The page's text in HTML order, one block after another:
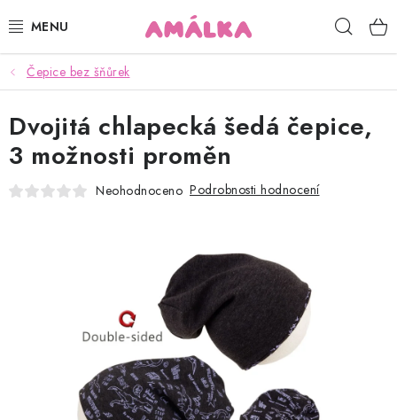
na
KOJENECKÉ, DĚTSKÉ OBLEČENÍ
ČEPICE, RUKAVICE, NÁKRČNÍKY
OSUŠKY, BRYNDÁKY, DEKY, DOPLŇKY
Proč AMÁLKA?
Doprava a platba
Čepice bez šňůrek
Dvojitá chlapecká šedá čepice,
3 možnosti proměn
Neohodnoceno Podrobnosti hodnocení